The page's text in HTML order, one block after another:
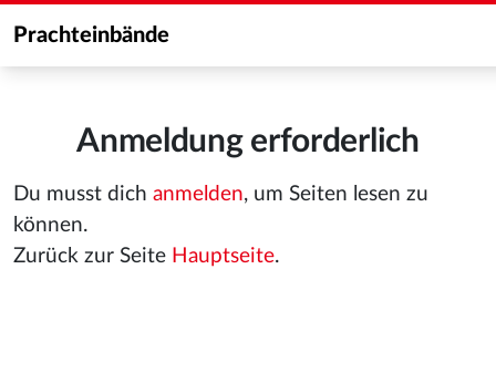
Prachteinbände
Anmeldung erforderlich
Du musst dich anmelden, um Seiten lesen zu
können.
Zurück zur Seite Hauptseite.